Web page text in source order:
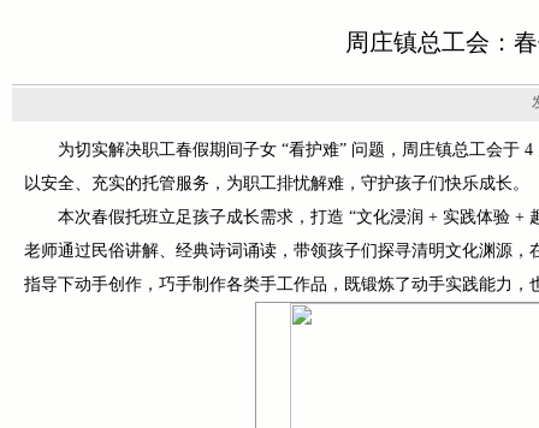
周庄镇总工会：
为切实解决职工春假期间子女 “看护难” 问题，周庄镇总工会于
以安全、充实的托管服务，为职工排忧解难，守护孩子们快乐成长。
本次春假托班立足孩子成长需求，打造 “文化浸润 + 实践体验
老师通过民俗讲解、经典诗词诵读，带领孩子们探寻清明文化渊源
指导下动手创作，巧手制作各类手工作品，既锻炼了动手实践能力，